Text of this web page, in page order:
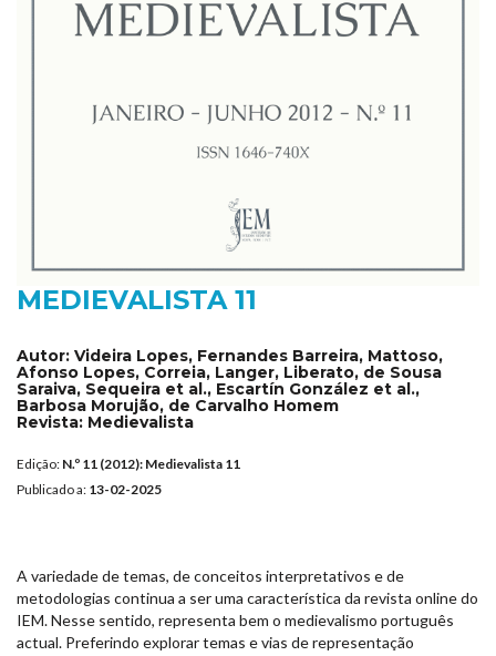
MEDIEVALISTA 11
Autor: Videira Lopes, Fernandes Barreira, Mattoso,
Afonso Lopes, Correia, Langer, Liberato, de Sousa
Saraiva, Sequeira et al., Escartín González et al.,
Barbosa Morujão, de Carvalho Homem
Revista: Medievalista
Edição: N.º 11 (2012): Medievalista 11
Publicado a: 13-02-2025
A variedade de temas, de conceitos interpretativos e de
metodologias continua a ser uma característica da revista online do
IEM. Nesse sentido, representa bem o medievalismo português
actual. Preferindo explorar temas e vias de representação